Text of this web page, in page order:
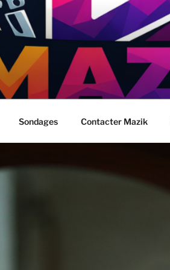
Sondages Contacter Mazik